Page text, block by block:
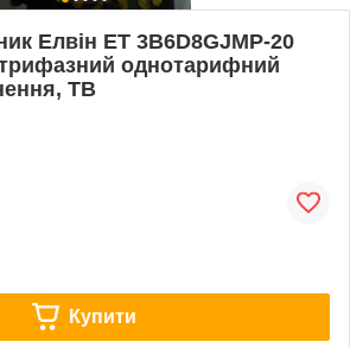
Елвін ЕТ 3B6D8GJMP-20
однотарифний
ТВ
Купити